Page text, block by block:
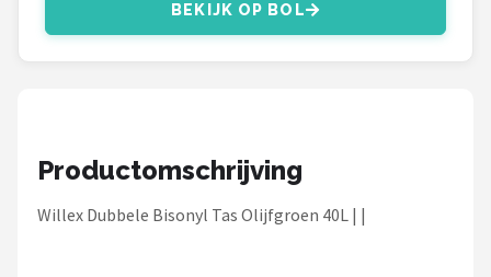
Voltano
BEKIJK OP BOL
Productomschrijving
Willex Dubbele Bisonyl Tas Olijfgroen 40L | |